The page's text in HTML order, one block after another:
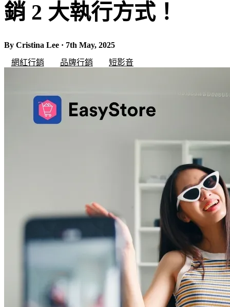
銷 2 大執行方式！
By Cristina Lee · 7th May, 2025
網紅行銷
品牌行銷 短影音